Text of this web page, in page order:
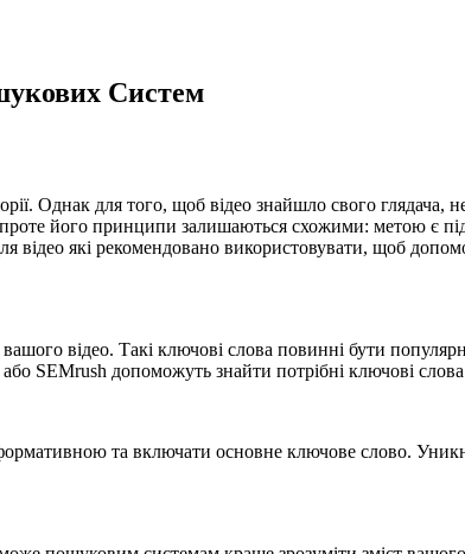
Систем
Однак для того, щоб відео знайшло свого глядача,
проте його принципи залишаються схожими: метою є
відео які рекомендовано використовувати, щоб
відео. Такі ключові слова повинні бути
SEMrush допоможуть знайти потрібні ключові
та включати основне ключове слово.